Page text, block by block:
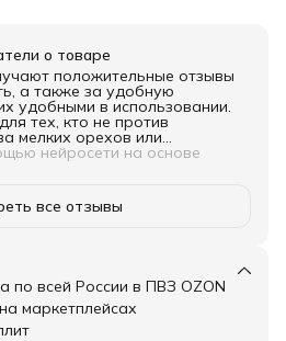
о товаре
положительные отзывы
а также за удобную
удобными в использовании.
тех, кто не против
мелких орехов или
нейросети на основе
все отзывы
по всей России в ПВЗ OZON
маркетплейсах